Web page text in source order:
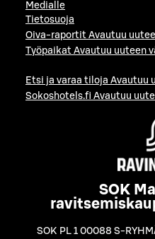
Medialle
Tietosuoja
Oiva-raportit Avautuu
Työpaikat Avautuu uuteen
Etsi ja varaa tiloja Avautuu
Sokoshotels.fi Avautuu
SOK
SOK PL 1 00088 S-